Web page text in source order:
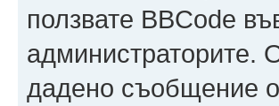
ползвате BBCode
администраторите.
дадено съобщение